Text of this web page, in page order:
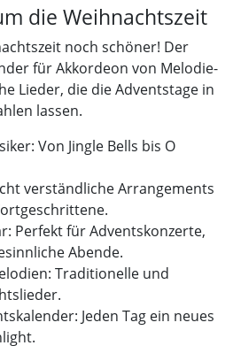
die Weihnachtszeit
noch schöner! Der
für Akkordeon von Melodie-
Lieder, die die Adventstage in
lassen.
Von Jingle Bells bis O
verständliche Arrangements
Perfekt für Adventskonzerte,
Abende.
Traditionelle und
Jeden Tag ein neues